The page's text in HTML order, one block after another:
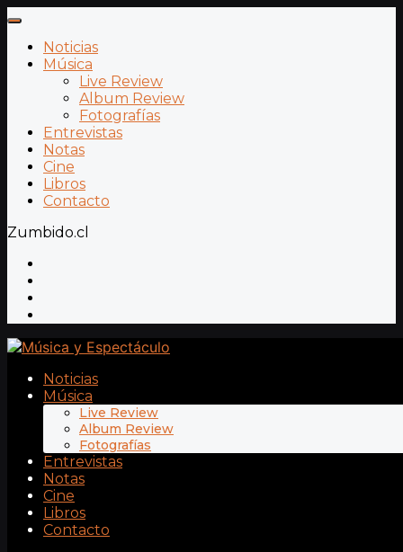
Noticias
Música
Live Review
Album Review
Fotografías
Entrevistas
Notas
Cine
Libros
Contacto
Zumbido.cl
Noticias
Música
Live Review
Album Review
Fotografías
Entrevistas
Notas
Cine
Libros
Contacto